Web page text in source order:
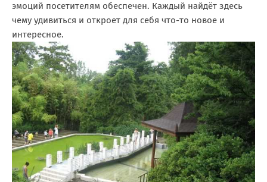
эмоций посетителям обеспечен. Каждый найдёт здесь
чему удивиться и откроет для себя что-то новое и
интересное.